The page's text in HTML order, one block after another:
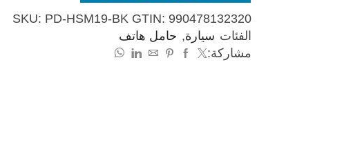
SKU: PD-HSM19-BK GTIN: 990478132320
الفئات سيارة, حامل هاتف
مشاركة: